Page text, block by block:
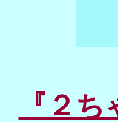
『２